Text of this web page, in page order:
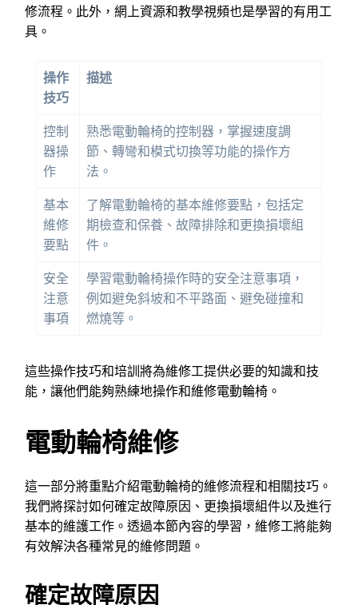
修流程。此外，網上資源和教學視頻也是學習的有用工
具。
操作
技巧
描述
控制
器操
作
熟悉電動輪椅的控制器，掌握速度調
節、轉彎和模式切換等功能的操作方
法。
基本
維修
要點
了解電動輪椅的基本維修要點，包括定
期檢查和保養、故障排除和更換損壞組
件。
安全
注意
事項
學習電動輪椅操作時的安全注意事項，
例如避免斜坡和不平路面、避免碰撞和
燃燒等。
這些操作技巧和培訓將為維修工提供必要的知識和技
能，讓他們能夠熟練地操作和維修電動輪椅。
電動輪椅維修
這一部分將重點介紹電動輪椅的維修流程和相關技巧。
我們將探討如何確定故障原因、更換損壞組件以及進行
基本的維護工作。透過本節內容的學習，維修工將能夠
有效解決各種常見的維修問題。
確定故障原因